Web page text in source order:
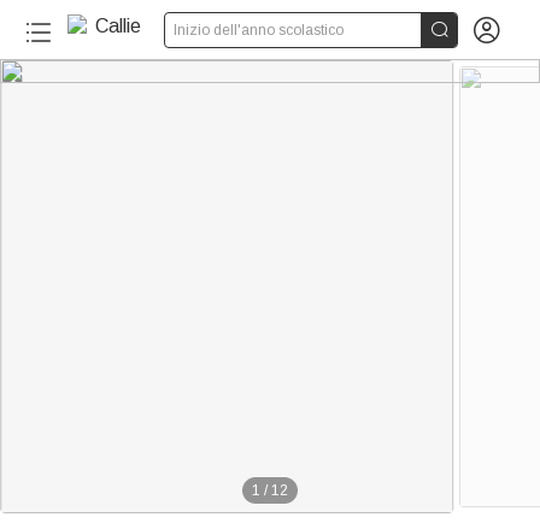
Inizio dell'anno scolastico  
1 / 12